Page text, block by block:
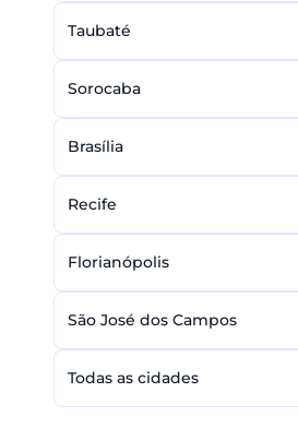
Taubaté
Sorocaba
Brasília
Recife
Florianópolis
São José dos Campos
Todas as cidades